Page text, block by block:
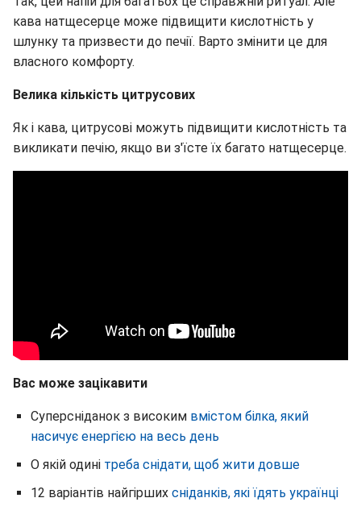
кава натщесерце може підвищити кислотність у
шлунку та призвести до печії. Варто змінити це для
власного комфорту.
Велика кількість цитрусових
Як і кава, цитрусові можуть підвищити кислотність та
викликати печію, якщо ви з'їсте їх багато натщесерце.
Вас може зацікавити
Суперсніданок з високим вмістом білка, який
насичує енергією на весь день
О якій одині треба снідати, щоб жити довше
12 варіантів найгірших сніданків, які їдять українці